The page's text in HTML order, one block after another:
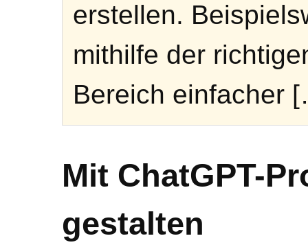
erstellen.
mithilfe der
Bereich einfacher
Mit ChatGPT-
gestalten